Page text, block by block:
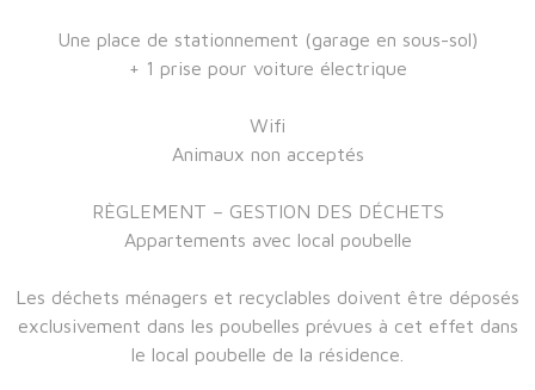
Une place de stationnement (garage en sous-sol)
+ 1 prise pour voiture électrique
Wifi
Animaux non acceptés
RÈGLEMENT – GESTION DES DÉCHETS
Appartements avec local poubelle
Les déchets ménagers et recyclables doivent être déposés
exclusivement dans les poubelles prévues à cet effet dans
le local poubelle de la résidence.